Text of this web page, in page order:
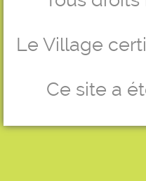
Le Village
Ce site a